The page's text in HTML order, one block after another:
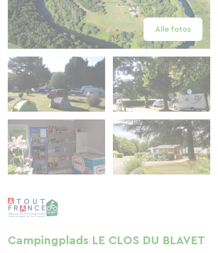
Alle fotos
Campingplads LE CLOS DU BLAVET